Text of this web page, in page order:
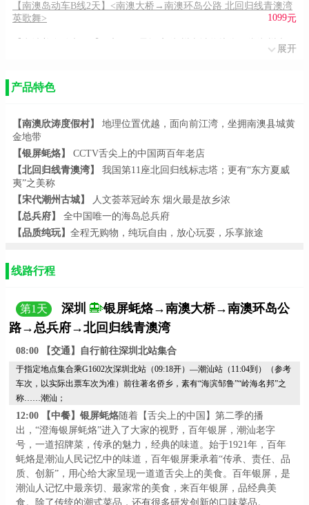
【南澳岛动车B线2天】<南澳大桥→南澳环岛公路 北回归线青澳湾
英歌舞>
1099元
【潮汕美食动车2天】<入住五星酒店 潮州古城牌坊街、赏潮州大
999元
【潮汕温泉动车2天】<无限浸泡天然养生氡温泉、潮州古城牌坊
街、泰佛殿>
【荟萃潮汕温泉3天】<了解“潮汕非物质文化遗产”品正宗牛肉火
锅、游最美岛屿南澳岛、泡顶级粤东氡温泉>
0元
【揭阳普宁美食红色之旅3天】<揭阳望天湖度假村、摩天轮、侏罗
纪鲵龙谷/地道战表演、什石洋红色村庄>
0元
【潮州美食团】<灯光秀、骑楼建筑、石炮台公园、古城牌坊街、
朝圣园《火锅+银屏蚝烙+十八式》动车2天>
【向往的潮汕】<潮剧茶座.正宗牛肉火锅.银屏蚝烙.地道美食.南澳
【印象闽南】<东山岛+漳州古城+云水谣+泉州蟳埔村4天游>
屋、叶帅故居、夜游梅江2天动车>
0元
展开
产品特色
【南澳欣涛度假村】
地理位置优越，面向前江湾，坐拥南澳县城黄
金地带
【银屏蚝烙】
CCTV舌尖上的中国两百年老店
【北回归线青澳湾】
我国第11座北回归线标志塔；更有“东方夏威
夷”之美称
【宋代潮州古城】
人文荟萃冠岭东 烟火最是故乡浓
【总兵府】
全中国唯一的海岛总兵府
【品质纯玩】 全程无购物，纯玩自由，放心玩耍，乐享旅途
线路行程
第1 天 深圳
银屏蚝烙→南澳大桥→南澳环岛公
路→总兵府→北回归线青澳湾
08:00 【交通】自行前往深圳北站集合
于指定地点集合乘G1602次深圳北站（09:18开）—潮汕站（11:04到）（参考
车次，以实际出票车次为准）前往著名侨乡，素有“海滨邹鲁”“岭海名邦”之
称……潮汕；
12:00 【中餐】银屏蚝烙随着【舌尖上的中国】第二季的播
出， “澄海银屏蚝烙”进入了大家的视野，百年银屏，潮汕老字
号，一道招牌菜，传承的魅力，经典的味道。始于1921年，百年
蚝烙是潮汕人民记忆中的味道，百年银屏秉承着“传承、责任、品
质、创新”，用心给大家呈现一道道舌尖上的美食。百年银屏，是
潮汕人记忆中最亲切、最家常的美食，来百年银屏，品经典美
食。除了传统的潮式菜品，还有很多研发创新的口味菜品。